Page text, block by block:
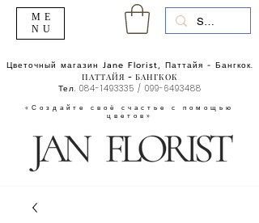
«Создайте своё счастье с помощью
цветов»
Цветочный магазин Jane Florist, Паттайя - Бангкок.
ПАТТАЙЯ - БАНГКОК
Тел. 084-1493335 / 099-6493488
ME
NU